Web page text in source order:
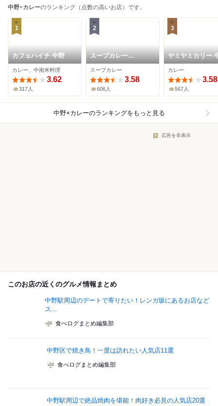
中野×カレーのランキング（点数の高いお店）です。
1
カフェハイチ 中野
カレー、中南米料理
3.62
317人
2
スープカレー
GARAKU 中野店
スープカレー
3.58
606人
3
ヤミヤミカリー
店
カレー
3.58
567人
中野×カレーのランキングをもっと見る
広告を非表示
このお店の近くのグルメ情報まとめ
中野駅周辺のデートで寄りたい！レンガ坂にあるお店など
ス...
食べログまとめ編集部
中野区で焼き鳥！一度は訪れたい人気店11選
食べログまとめ編集部
中野駅周辺で絶品焼肉を堪能！肉好き必見の人気店20選